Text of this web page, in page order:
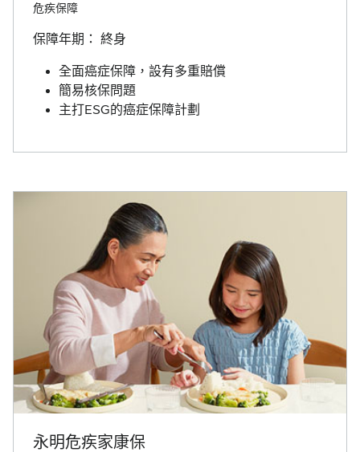
危疾保障
保障年期： 終身
全面癌症保障，設有多重賠償
簡易核保問題
主打ESG的癌症保障計劃
永明危疾家康保